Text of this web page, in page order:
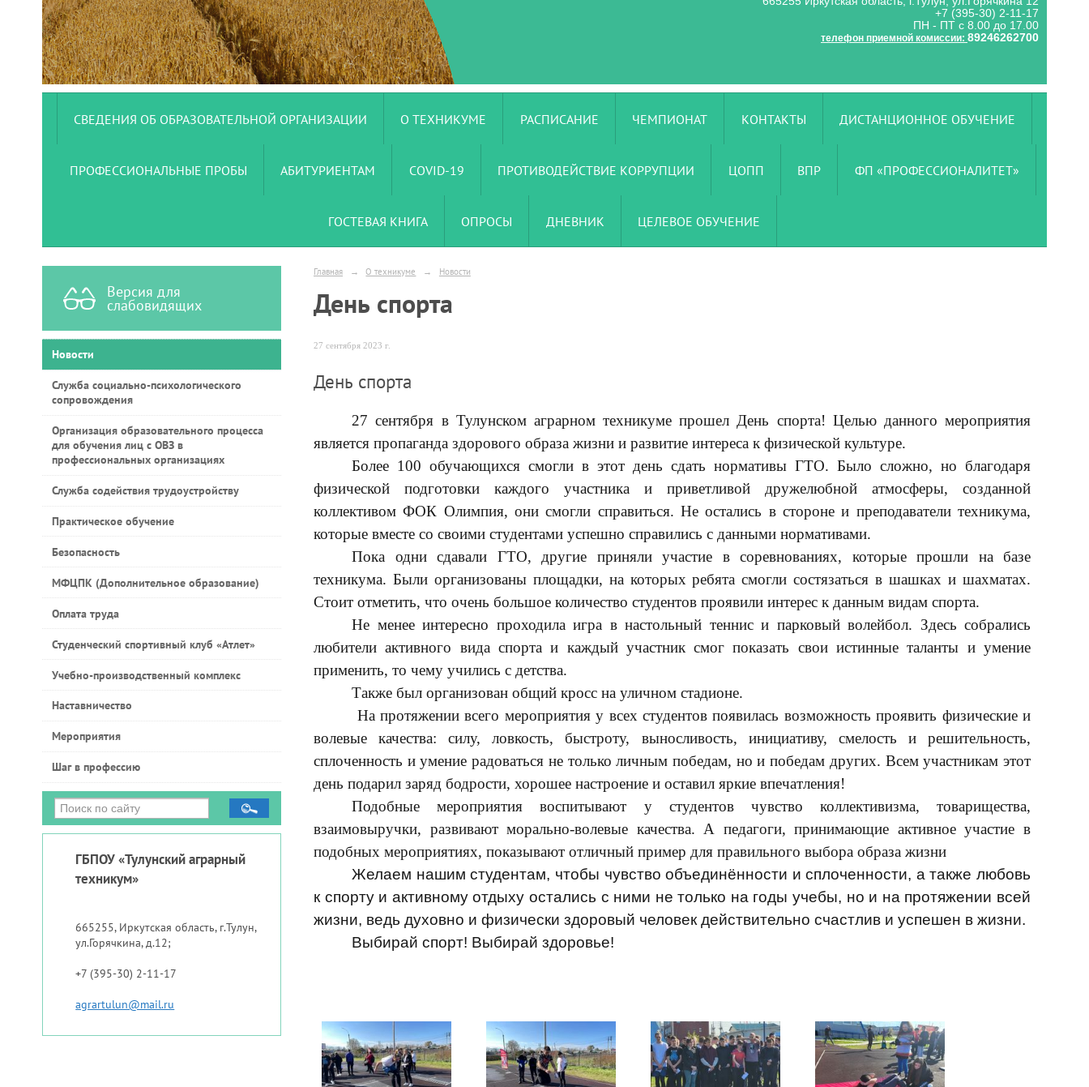
+7 (395-30) 2-11-17
ПН - ПТ с 8.00 до 17.00
телефон приемной комиссии: 89246262700
СВЕДЕНИЯ ОБ ОБРАЗОВАТЕЛЬНОЙ ОРГАНИЗАЦИИ О ТЕХНИКУМЕ РАСПИСАНИЕ ЧЕМПИОНАТ КОНТАКТЫ ДИСТАНЦИОННОЕ ОБУЧЕНИЕ
ПРОФЕССИОНАЛЬНЫЕ ПРОБЫ АБИТУРИЕНТАМ COVID-19 ПРОТИВОДЕЙСТВИЕ КОРРУПЦИИ ЦОПП ВПР ФП «ПРОФЕССИОНАЛИТЕТ»
ГОСТЕВАЯ КНИГА ОПРОСЫ ДНЕВНИК ЦЕЛЕВОЕ ОБУЧЕНИЕ
Версия для
слабовидящих
Новости
Служба социально-психологического
сопровождения
Организация образовательного процесса
для обучения лиц с ОВЗ в
профессиональных организациях
Служба содействия трудоустройству
Практическое обучение
Безопасность
МФЦПК (Дополнительное образование)
Оплата труда
Студенческий спортивный клуб «Атлет»
Учебно-производственный комплекс
Наставничество
Мероприятия
Шаг в профессию
ГБПОУ «Тулунский аграрный
техникум»
665255, Иркутская область, г.Тулун,
ул.Горячкина, д.12;
+7 (395-30) 2-11-17
agrartulun@mail.ru
Главная → О техникуме → Новости
День спорта
27 сентября 2023 г.
День спорта
27 сентября в Тулунском аграрном техникуме прошел День спорта! Целью данного мероприятия
является пропаганда здорового образа жизни и развитие интереса к физической культуре.
Более 100 обучающихся смогли в этот день сдать нормативы ГТО. Было сложно, но благодаря
физической подготовки каждого участника и приветливой дружелюбной атмосферы, созданной
коллективом ФОК Олимпия, они смогли справиться. Не остались в стороне и преподаватели техникума,
которые вместе со своими студентами успешно справились с данными нормативами.
Пока одни сдавали ГТО, другие приняли участие в соревнованиях, которые прошли на базе
техникума. Были организованы площадки, на которых ребята смогли состязаться в шашках и шахматах.
Стоит отметить, что очень большое количество студентов проявили интерес к данным видам спорта.
Не менее интересно проходила игра в настольный теннис и парковый волейбол. Здесь собрались
любители активного вида спорта и каждый участник смог показать свои истинные таланты и умение
применить, то чему учились с детства.
Также был организован общий кросс на уличном стадионе.
На протяжении всего мероприятия у всех студентов появилась возможность проявить физические и
волевые качества: силу, ловкость, быстроту, выносливость, инициативу, смелость и решительность,
сплоченность и умение радоваться не только личным победам, но и победам других. Всем участникам этот
день подарил заряд бодрости, хорошее настроение и оставил яркие впечатления!
Подобные мероприятия воспитывают у студентов чувство коллективизма, товарищества,
взаимовыручки, развивают морально-волевые качества. А педагоги, принимающие активное участие в
подобных мероприятиях, показывают отличный пример для правильного выбора образа жизни
Желаем нашим студентам, чтобы чувство объединённости и сплоченности, а также любовь
к спорту и активному отдыху остались с ними не только на годы учебы, но и на протяжении всей
жизни, ведь духовно и физически здоровый человек действительно счастлив и успешен в жизни.
Выбирай спорт! Выбирай здоровье!